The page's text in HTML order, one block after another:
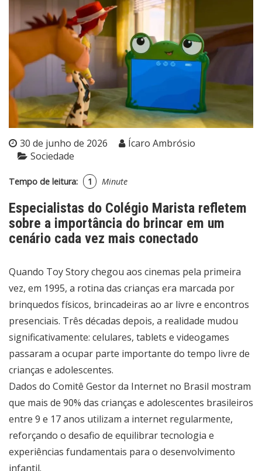
30 de junho de 2026
Ícaro Ambrósio
Sociedade
Tempo de leitura: 1 Minute
Especialistas do Colégio Marista refletem
sobre a importância do brincar em um
cenário cada vez mais conectado
Quando Toy Story chegou aos cinemas pela primeira
vez, em 1995, a rotina das crianças era marcada por
brinquedos físicos, brincadeiras ao ar livre e encontros
presenciais. Três décadas depois, a realidade mudou
significativamente: celulares, tablets e videogames
passaram a ocupar parte importante do tempo livre de
crianças e adolescentes.
Dados do Comitê Gestor da Internet no Brasil mostram
que mais de 90% das crianças e adolescentes brasileiros
entre 9 e 17 anos utilizam a internet regularmente,
reforçando o desafio de equilibrar tecnologia e
experiências fundamentais para o desenvolvimento
infantil.